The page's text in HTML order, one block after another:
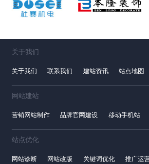
关于我们
关于我们 联系我们 建站资讯 站点地图
网站建站
营销网站制作 品牌官网建设 移动手机站
站点优化
网站诊断 网站改版 关键词优化 推广运